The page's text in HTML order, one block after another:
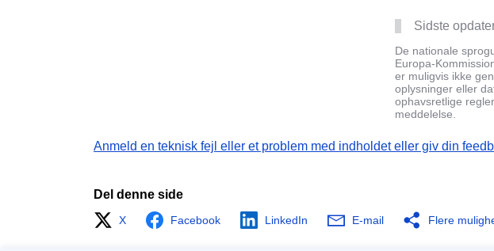
Sidste
De nationale
Europa-
er muligvis ikke
oplysninger eller
ophavsretlige
meddelelse.
Anmeld en teknisk fejl eller et problem med indholdet eller giv din
Del denne side
X Facebook LinkedIn E-mail Flere